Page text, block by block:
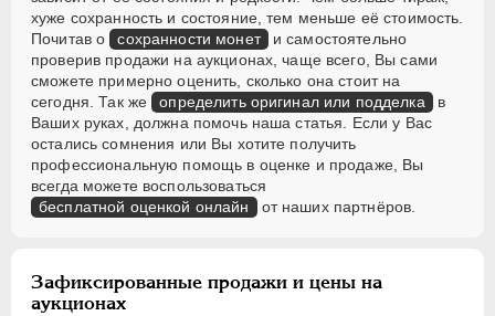
хуже сохранность и состояние, тем меньше её стоимость.
Почитав о сохранности монет и самостоятельно
проверив продажи на аукционах, чаще всего, Вы сами
сможете примерно оценить, сколько она стоит на
сегодня. Так же определить оригинал или подделка в
Ваших руках, должна помочь наша статья. Если у Вас
остались сомнения или Вы хотите получить
профессиональную помощь в оценке и продаже, Вы
всегда можете воспользоваться
бесплатной оценкой онлайн от наших партнёров.
Зафиксированные продажи и цены на
аукционах